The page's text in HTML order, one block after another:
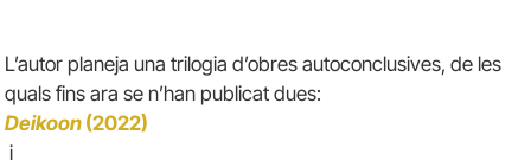
L’autor planeja una trilogia d’obres autoconclusives, de les
quals fins ara se n’han publicat dues:
Deikoon(2022)
i